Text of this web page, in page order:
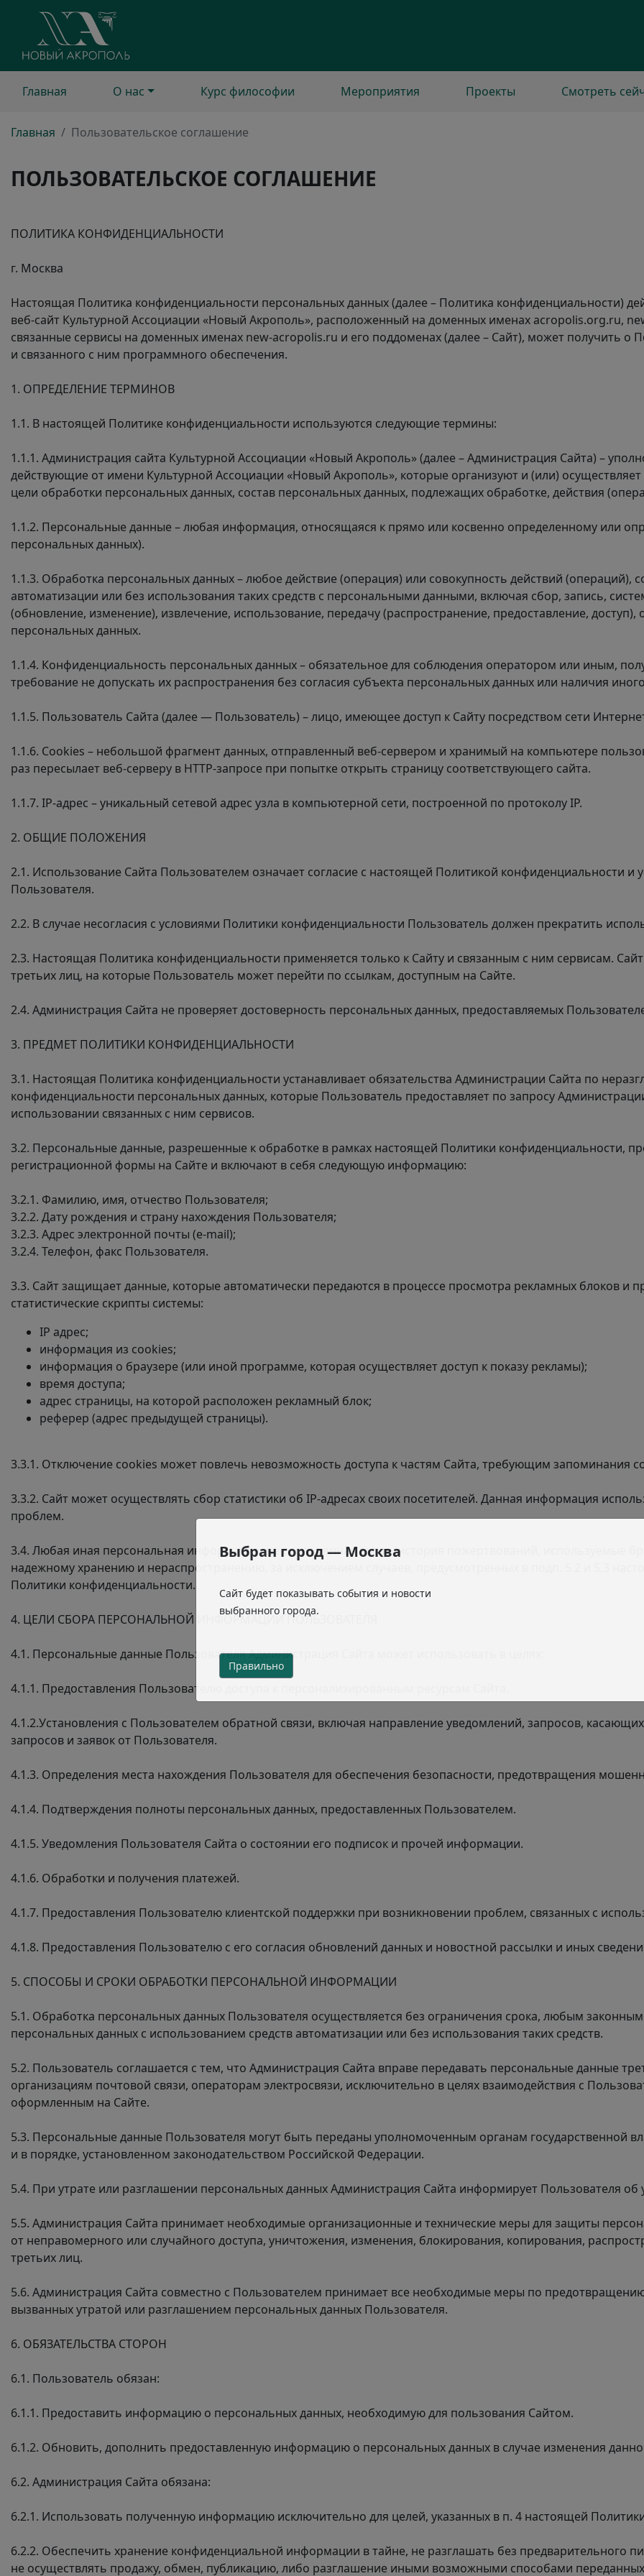
Выбран город — Москва
Сайт будет показывать события и новости
выбранного города.
Правильно
Главная О нас Курс философии Мероприятия Проекты Смотреть
Главная Пользовательское соглашение
ПОЛЬЗОВАТЕЛЬСКОЕ СОГЛАШЕНИЕ
ПОЛИТИКА КОНФИДЕНЦИАЛЬНОСТИ
г. Москва
Настоящая Политика конфиденциальности персональных данных (далее – Политика конфиденциальности)
веб-сайт Культурной Ассоциации «Новый Акрополь», расположенный на доменных именах acropolis.org.ru,
связанные сервисы на доменных именах new-acropolis.ru и его поддоменах (далее – Сайт), может получить о
и связанного с ним программного обеспечения.
1. ОПРЕДЕЛЕНИЕ ТЕРМИНОВ
1.1. В настоящей Политике конфиденциальности используются следующие термины:
1.1.1. Администрация сайта Культурной Ассоциации «Новый Акрополь» (далее – Администрация Сайта) –
действующие от имени Культурной Ассоциации «Новый Акрополь», которые организуют и (или)
цели обработки персональных данных, состав персональных данных, подлежащих обработке, действия
1.1.2. Персональные данные – любая информация, относящаяся к прямо или косвенно определенному или
персональных данных).
1.1.3. Обработка персональных данных – любое действие (операция) или совокупность действий (операций),
автоматизации или без использования таких средств с персональными данными, включая сбор, запись,
(обновление, изменение), извлечение, использование, передачу (распространение, предоставление,
персональных данных.
1.1.4. Конфиденциальность персональных данных – обязательное для соблюдения оператором или иным,
требование не допускать их распространения без согласия субъекта персональных данных или наличия
1.1.5. Пользователь Сайта (далее — Пользователь) – лицо, имеющее доступ к Сайту посредством сети
1.1.6. Cookies – небольшой фрагмент данных, отправленный веб-сервером и хранимый на компьютере
раз пересылает веб-серверу в HTTP-запросе при попытке открыть страницу соответствующего сайта.
1.1.7. IP-адрес – уникальный сетевой адрес узла в компьютерной сети, построенной по протоколу IP.
2. ОБЩИЕ ПОЛОЖЕНИЯ
2.1. Использование Сайта Пользователем означает согласие с настоящей Политикой конфиденциальности
Пользователя.
2.2. В случае несогласия с условиями Политики конфиденциальности Пользователь должен прекратить
2.3. Настоящая Политика конфиденциальности применяется только к Сайту и связанным с ним сервисам.
третьих лиц, на которые Пользователь может перейти по ссылкам, доступным на Сайте.
2.4. Администрация Сайта не проверяет достоверность персональных данных, предоставляемых
3. ПРЕДМЕТ ПОЛИТИКИ КОНФИДЕНЦИАЛЬНОСТИ
3.1. Настоящая Политика конфиденциальности устанавливает обязательства Администрации Сайта по
конфиденциальности персональных данных, которые Пользователь предоставляет по запросу
использовании связанных с ним сервисов.
3.2. Персональные данные, разрешенные к обработке в рамках настоящей Политики конфиденциальности,
регистрационной формы на Сайте и включают в себя следующую информацию:
3.2.1. Фамилию, имя, отчество Пользователя;
3.2.2. Дату рождения и страну нахождения Пользователя;
3.2.3. Адрес электронной почты (e-mail);
3.2.4. Телефон, факс Пользователя.
3.3. Сайт защищает данные, которые автоматически передаются в процессе просмотра рекламных блоков и
статистические скрипты системы:
IP адрес;
информация из cookies;
информация о браузере (или иной программе, которая осуществляет доступ к показу рекламы);
время доступа;
адрес страницы, на которой расположен рекламный блок;
реферер (адрес предыдущей страницы).
3.3.1. Отключение cookies может повлечь невозможность доступа к частям Сайта, требующим запоминания
3.3.2. Сайт может осуществлять сбор статистики об IP-адресах своих посетителей. Данная информация
проблем.
3.4. Любая иная персональная информация, не оговоренная выше (история пожертвований, используемые
надежному хранению и нераспространению, за исключением случаев, предусмотренных в подп. 5.2 и 5.3
Политики конфиденциальности.
4. ЦЕЛИ СБОРА ПЕРСОНАЛЬНОЙ ИНФОРМАЦИИ ПОЛЬЗОВАТЕЛЯ
4.1. Персональные данные Пользователя Администрация Сайта может использовать в целях:
4.1.1. Предоставления Пользователю доступа к персонализированным ресурсам Сайта.
4.1.2.Установления с Пользователем обратной связи, включая направление уведомлений, запросов,
запросов и заявок от Пользователя.
4.1.3. Определения места нахождения Пользователя для обеспечения безопасности, предотвращения
4.1.4. Подтверждения полноты персональных данных, предоставленных Пользователем.
4.1.5. Уведомления Пользователя Сайта о состоянии его подписок и прочей информации.
4.1.6. Обработки и получения платежей.
4.1.7. Предоставления Пользователю клиентской поддержки при возникновении проблем, связанных с
4.1.8. Предоставления Пользователю с его согласия обновлений данных и новостной рассылки и иных
5. СПОСОБЫ И СРОКИ ОБРАБОТКИ ПЕРСОНАЛЬНОЙ ИНФОРМАЦИИ
5.1. Обработка персональных данных Пользователя осуществляется без ограничения срока, любым
персональных данных с использованием средств автоматизации или без использования таких средств.
5.2. Пользователь соглашается с тем, что Администрация Сайта вправе передавать персональные данные
организациям почтовой связи, операторам электросвязи, исключительно в целях взаимодействия с
оформленным на Сайте.
5.3. Персональные данные Пользователя могут быть переданы уполномоченным органам государственной
и в порядке, установленном законодательством Российской Федерации.
5.4. При утрате или разглашении персональных данных Администрация Сайта информирует Пользователя
5.5. Администрация Сайта принимает необходимые организационные и технические меры для защиты
от неправомерного или случайного доступа, уничтожения, изменения, блокирования, копирования,
третьих лиц.
5.6. Администрация Сайта совместно с Пользователем принимает все необходимые меры по
вызванных утратой или разглашением персональных данных Пользователя.
6. ОБЯЗАТЕЛЬСТВА СТОРОН
6.1. Пользователь обязан:
6.1.1. Предоставить информацию о персональных данных, необходимую для пользования Сайтом.
6.1.2. Обновить, дополнить предоставленную информацию о персональных данных в случае изменения
6.2. Администрация Сайта обязана:
6.2.1. Использовать полученную информацию исключительно для целей, указанных в п. 4 настоящей
6.2.2. Обеспечить хранение конфиденциальной информации в тайне, не разглашать без предварительного
не осуществлять продажу, обмен, публикацию, либо разглашение иными возможными способами переданных